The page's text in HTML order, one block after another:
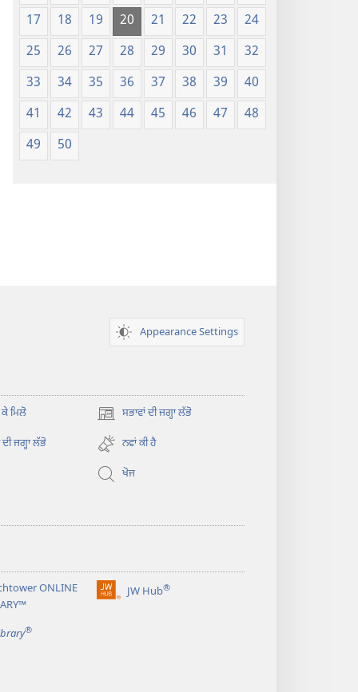
17
18 19 20 21 22 23
24
25
26 27 28 29 30 31
32
33
34 35 36 37 38 39
40
41
42 43 44 45 46 47
48
49
50
Appearance Settings
ਮਿਲੋ ਸਭਾਵਾਂ ਦੀ ਜਗ੍ਹਾ ਲੱਭੋ
(opens
new
window)
ਜਗ੍ਹਾ ਲੱਭੋ ਨਵਾਂ ਕੀ ਹੈ
ਖੋਜ
ONLINE
JW Hub®
(opens
®